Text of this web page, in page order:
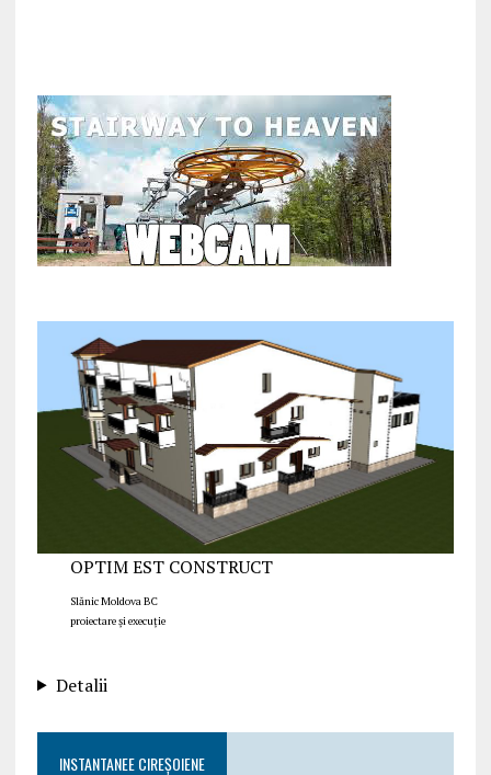
OPTIM EST CONSTRUCT
Slănic Moldova BC
proiectare și execuție
Detalii
INSTANTANEE CIREȘOIENE